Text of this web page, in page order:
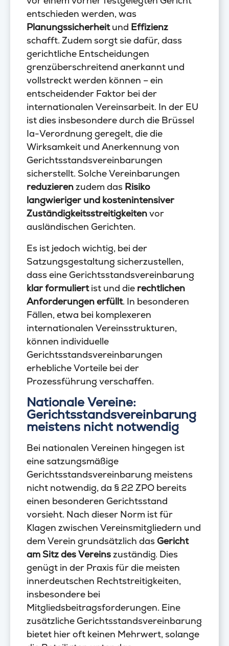
entschieden werden, was
Planungssicherheitund Effizienz
schafft. Zudem sorgt sie dafür, dass
gerichtliche Entscheidungen
grenzüberschreitend anerkannt und
vollstreckt werden können – ein
entscheidender Faktor bei der
internationalen Vereinsarbeit. In der EU
ist dies insbesondere durch die Brüssel
Ia-Verordnung geregelt, die die
Wirksamkeit und Anerkennung von
Gerichtsstandsvereinbarungen
sicherstellt. Solche Vereinbarungen
reduzierenzudem das Risiko
langwieriger und kostenintensiver
Zuständigkeitsstreitigkeitenvor
ausländischen Gerichten.
Es ist jedoch wichtig, bei der
Satzungsgestaltung sicherzustellen,
dass eine Gerichtsstandsvereinbarung
klar formuliertist und die rechtlichen
Anforderungen erfüllt. In besonderen
Fällen, etwa bei komplexeren
internationalen Vereinsstrukturen,
können individuelle
Gerichtsstandsvereinbarungen
erhebliche Vorteile bei der
Prozessführung verschaffen.
Nationale Vereine:
Gerichtsstandsvereinbarung
meistens nicht notwendig
Bei nationalen Vereinen hingegen ist
eine satzungsmäßige
Gerichtsstandsvereinbarung meistens
nicht notwendig, da § 22 ZPO bereits
einen besonderen Gerichtsstand
vorsieht. Nach dieser Norm ist für
Klagen zwischen Vereinsmitgliedern und
dem Verein grundsätzlich dasGericht
am Sitz des Vereinszuständig. Dies
genügt in der Praxis für die meisten
innerdeutschen Rechtstreitigkeiten,
insbesondere bei
Mitgliedsbeitragsforderungen. Eine
zusätzliche Gerichtsstandsvereinbarung
bietet hier oft keinen Mehrwert, solange